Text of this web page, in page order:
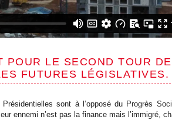
POUR LE SECOND TOUR
FUTURES LÉGISLATIVES.
sont à l’opposé du Progrès
ennemi n’est pas la finance mais l’immigré,